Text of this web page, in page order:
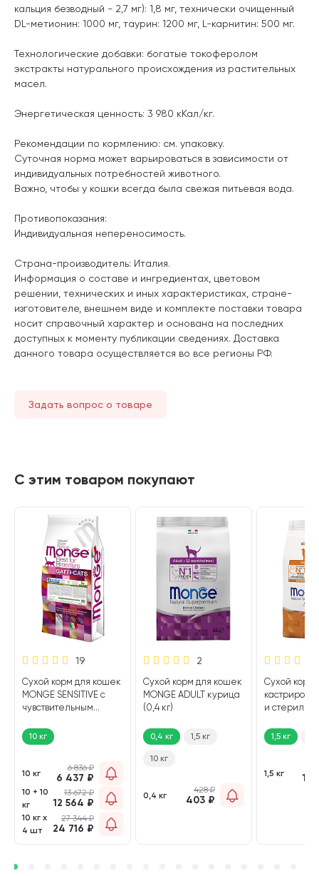
кальция безводный - 2,7 мг): 1,8 мг, технически очищенный
DL-метионин: 1000 мг, таурин: 1200 мг, L-карнитин: 500 мг.
Технологические добавки: богатые токоферолом
экстракты натурального происхождения из растительных
масел.
Энергетическая ценность: 3 980 кКал/кг.
Рекомендации по кормлению: см. упаковку.
Суточная норма может варьироваться в зависимости от
индивидуальных потребностей животного.
Важно, чтобы у кошки всегда была свежая питьевая вода.
Противопоказания:
Индивидуальная непереносимость.
Страна-производитель: Италия.
Информация о составе и ингредиентах, цветовом
решении, технических и иных характеристиках, стране-
изготовителе, внешнем виде и комплекте поставки товара
носит справочный характер и основана на последних
доступных к моменту публикации сведениях. Доставка
данного товара осуществляется во все регионы РФ.
Задать вопрос о товаре
С этим товаром покупают
19
Сухой корм для кошек
MONGE SENSITIVE с
чувствительным
10 кг
10 кг
6 836₽
6 437 ₽
10 + 10
кг
13 672₽
12 564 ₽
10 кг х
4 шт
27 344₽
24 716 ₽
2
Сухой корм для кошек
MONGE ADULT курица
(0,4 кг)
0,4 кг 1,5 кг
10 кг
0,4 кг
428₽
403 ₽
Сухой корм
и
SPECIALITY
1,5 кг
1,5 кг 1